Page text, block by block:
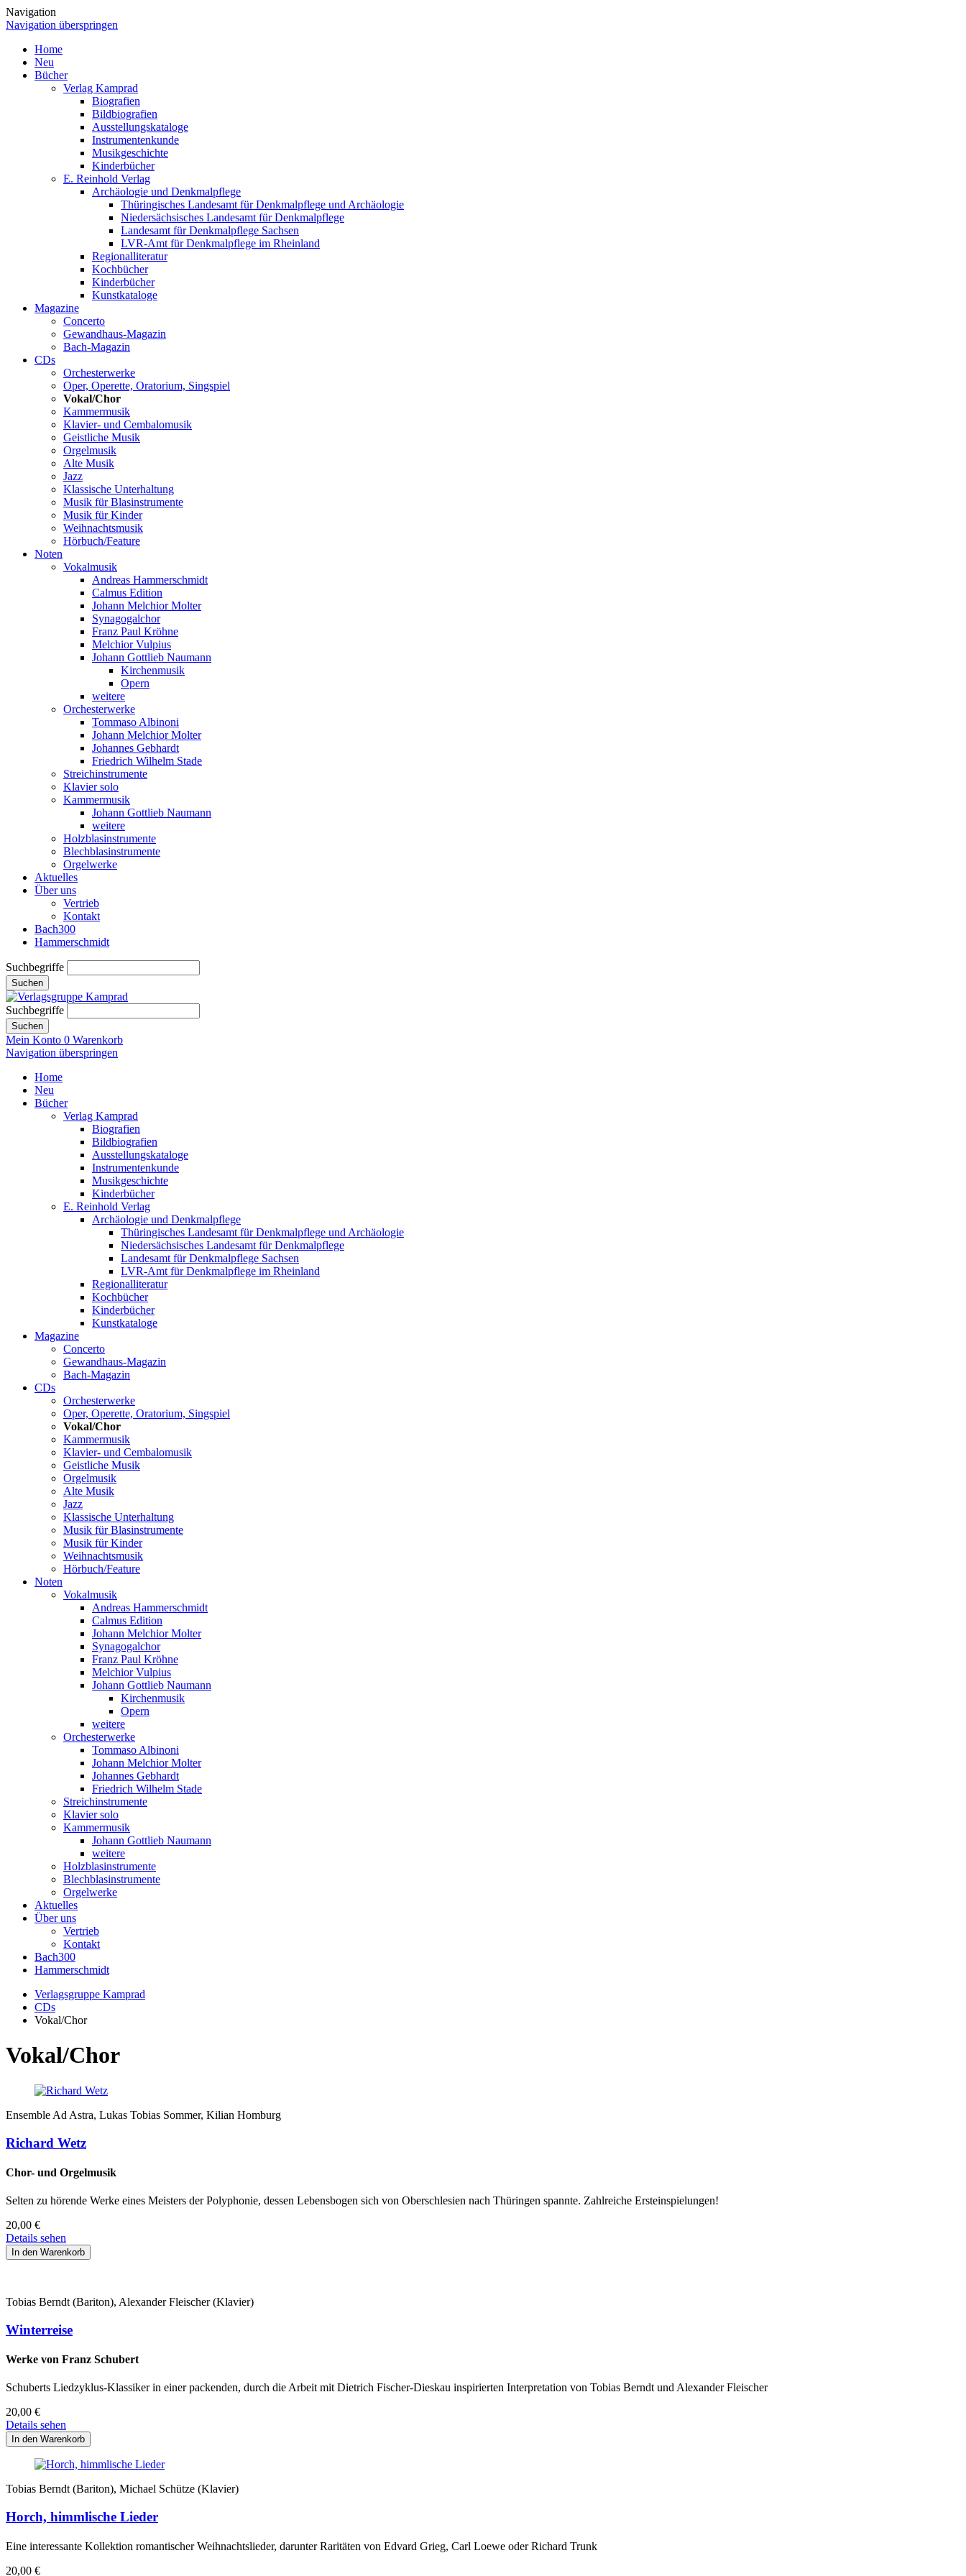
Navigation
Navigation überspringen
Home
Neu
Bücher
Verlag Kamprad
Biografien
Bildbiografien
Ausstellungskataloge
Instrumentenkunde
Musikgeschichte
Kinderbücher
E. Reinhold Verlag
Archäologie und Denkmalpflege
Thüringisches Landesamt für Denkmalpflege und Archäologie
Niedersächsisches Landesamt für Denkmalpflege
Landesamt für Denkmalpflege Sachsen
LVR-Amt für Denkmalpflege im Rheinland
Regionalliteratur
Kochbücher
Kinderbücher
Kunstkataloge
Magazine
Concerto
Gewandhaus-Magazin
Bach-Magazin
CDs
Orchesterwerke
Oper, Operette, Oratorium, Singspiel
Vokal/Chor
Kammermusik
Klavier- und Cembalomusik
Geistliche Musik
Orgelmusik
Alte Musik
Jazz
Klassische Unterhaltung
Musik für Blasinstrumente
Musik für Kinder
Weihnachtsmusik
Hörbuch/Feature
Noten
Vokalmusik
Andreas Hammerschmidt
Calmus Edition
Johann Melchior Molter
Synagogalchor
Franz Paul Kröhne
Melchior Vulpius
Johann Gottlieb Naumann
Kirchenmusik
Opern
weitere
Orchesterwerke
Tommaso Albinoni
Johann Melchior Molter
Johannes Gebhardt
Friedrich Wilhelm Stade
Streichinstrumente
Klavier solo
Kammermusik
Johann Gottlieb Naumann
weitere
Holzblasinstrumente
Blechblasinstrumente
Orgelwerke
Aktuelles
Über uns
Vertrieb
Kontakt
Bach300
Hammerschmidt
Suchbegriffe
Suchen
Suchbegriffe
Suchen
Mein Konto 0 Warenkorb
Navigation überspringen
Home
Neu
Bücher
Verlag Kamprad
Biografien
Bildbiografien
Ausstellungskataloge
Instrumentenkunde
Musikgeschichte
Kinderbücher
E. Reinhold Verlag
Archäologie und Denkmalpflege
Thüringisches Landesamt für Denkmalpflege und Archäologie
Niedersächsisches Landesamt für Denkmalpflege
Landesamt für Denkmalpflege Sachsen
LVR-Amt für Denkmalpflege im Rheinland
Regionalliteratur
Kochbücher
Kinderbücher
Kunstkataloge
Magazine
Concerto
Gewandhaus-Magazin
Bach-Magazin
CDs
Orchesterwerke
Oper, Operette, Oratorium, Singspiel
Vokal/Chor
Kammermusik
Klavier- und Cembalomusik
Geistliche Musik
Orgelmusik
Alte Musik
Jazz
Klassische Unterhaltung
Musik für Blasinstrumente
Musik für Kinder
Weihnachtsmusik
Hörbuch/Feature
Noten
Vokalmusik
Andreas Hammerschmidt
Calmus Edition
Johann Melchior Molter
Synagogalchor
Franz Paul Kröhne
Melchior Vulpius
Johann Gottlieb Naumann
Kirchenmusik
Opern
weitere
Orchesterwerke
Tommaso Albinoni
Johann Melchior Molter
Johannes Gebhardt
Friedrich Wilhelm Stade
Streichinstrumente
Klavier solo
Kammermusik
Johann Gottlieb Naumann
weitere
Holzblasinstrumente
Blechblasinstrumente
Orgelwerke
Aktuelles
Über uns
Vertrieb
Kontakt
Bach300
Hammerschmidt
Verlagsgruppe Kamprad
CDs
Vokal/Chor
Vokal/Chor
Ensemble Ad Astra, Lukas Tobias Sommer, Kilian Homburg
Richard Wetz
Chor- und Orgelmusik
Selten zu hörende Werke eines Meisters der Polyphonie, dessen Lebensbogen sich von Oberschlesien nach Thüringen spannte. Zahlreiche Ersteinspielungen!
20,00 €
Details sehen
Tobias Berndt (Bariton), Alexander Fleischer (Klavier)
Winterreise
Werke von Franz Schubert
Schuberts Liedzyklus-Klassiker in einer packenden, durch die Arbeit mit Dietrich Fischer-Dieskau inspirierten Interpretation von Tobias Berndt und Alexander Fleischer
20,00 €
Details sehen
Tobias Berndt (Bariton), Michael Schütze (Klavier)
Horch, himmlische Lieder
Eine interessante Kollektion romantischer Weihnachtslieder, darunter Raritäten von Edvard Grieg, Carl Loewe oder Richard Trunk
20,00 €